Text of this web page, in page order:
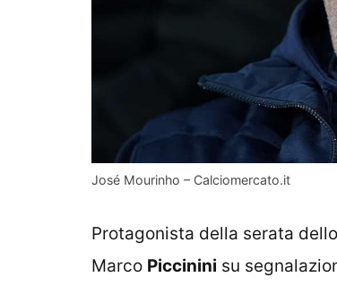
José Mourinho – Calciomercato.it
Protagonista della serata dello
Marco Piccinini su